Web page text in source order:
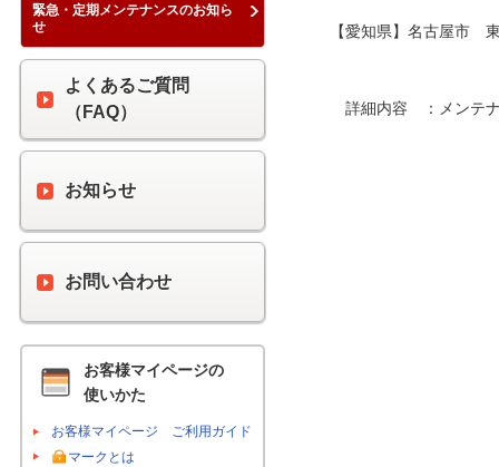
【愛知県】名古屋市
詳細内容　：メンテナン
緊急・定期メンテナンスのお知ら
せ
よくあるご質問
（FAQ）
お知らせ
お問い合わせ
お客様マイページの
使いかた
お客様マイページ ご利用ガイド
マークとは